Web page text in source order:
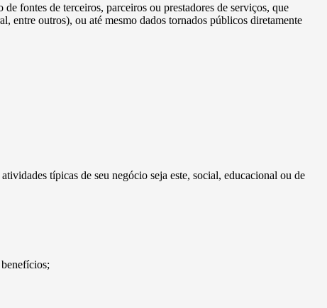
de fontes de terceiros, parceiros ou prestadores de serviços, que
entre outros), ou até mesmo dados tornados públicos diretamente
típicas de seu negócio seja este, social, educacional ou de